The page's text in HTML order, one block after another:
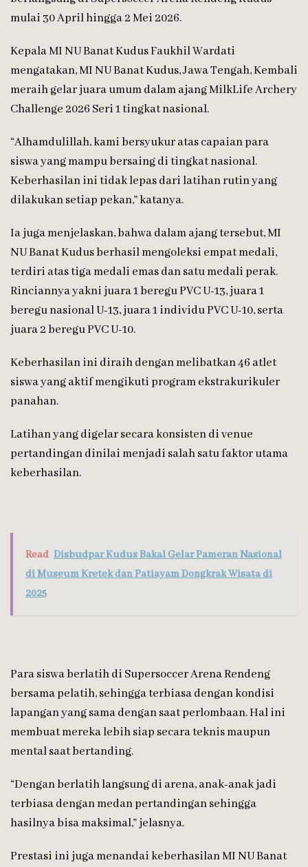
mulai 30 April hingga 2 Mei 2026.
Kepala MI NU Banat Kudus Faukhil Wardati
mengatakan, MI NU Banat Kudus, Jawa Tengah, Kembali
meraih gelar juara umum dalam ajang MilkLife Archery
Challenge 2026 Seri 1 tingkat nasional.
“Alhamdulillah, kami bersyukur atas capaian para
siswa yang mampu bersaing di tingkat nasional.
Keberhasilan ini tidak lepas dari latihan rutin yang
dilakukan setiap pekan,” katanya.
Ia juga menjelaskan, bahwa dalam ajang tersebut, MI
NU Banat Kudus berhasil mengoleksi empat medali,
terdiri atas tiga medali emas dan satu medali perak.
Rinciannya yakni juara 1 beregu PVC U-13, juara 1
beregu nasional U-13, juara 1 individu PVC U-10, serta
juara 2 beregu PVC U-10.
Keberhasilan ini diraih dengan melibatkan 46 atlet
siswa yang aktif mengikuti program ekstrakurikuler
panahan.
Latihan yang digelar secara konsisten di venue
pertandingan dinilai menjadi salah satu faktor utama
keberhasilan.
Read Disbudpar Kudus Bakal Gelar Pameran Nasional
di Museum Kretek dan Patiayam Dongkrak Wisata di
2025
Para siswa berlatih di Supersoccer Arena Rendeng
bersama pelatih, sehingga terbiasa dengan kondisi
lapangan yang sama dengan saat perlombaan. Hal ini
membuat mereka lebih siap secara teknis maupun
mental saat bertanding.
“Dengan berlatih langsung di arena, anak-anak jadi
terbiasa dengan medan pertandingan sehingga
hasilnya bisa maksimal,” jelasnya.
Prestasi ini juga menandai keberhasilan MI NU Banat